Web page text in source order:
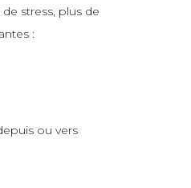
stress, plus de
:
ou vers